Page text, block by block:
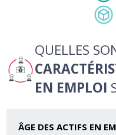
QUELLES
EN EMPLOI
ÂGE DES ACTIFS EN